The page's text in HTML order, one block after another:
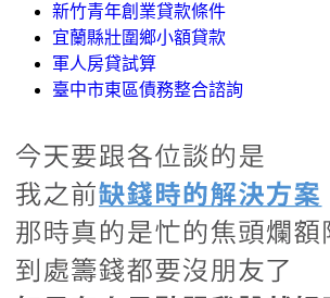
新竹青年創業貸款條件
宜蘭縣壯圍鄉小額貸款
軍人房貸試算
臺中市東區債務整合諮詢